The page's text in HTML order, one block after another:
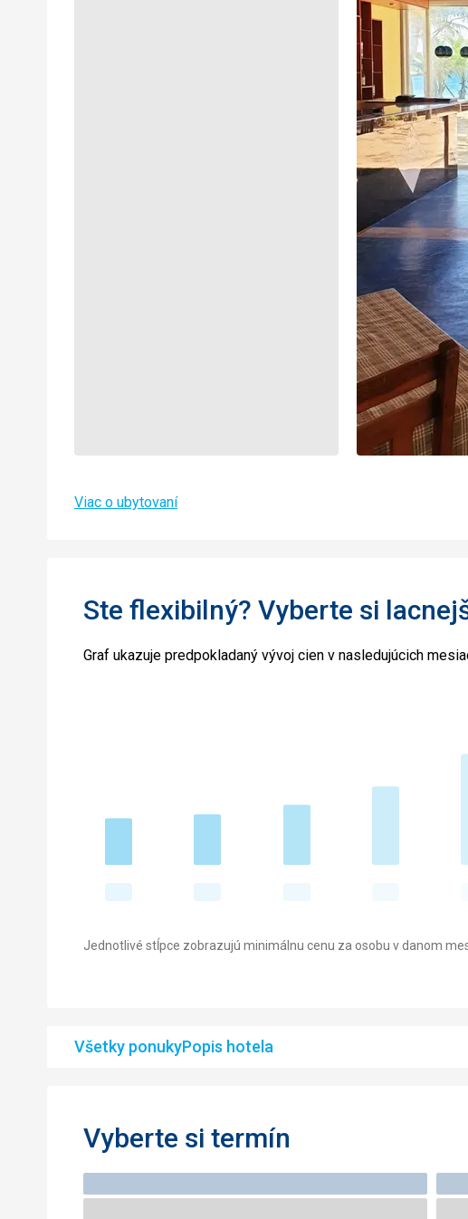
Viac o ubytovaní
Ste flexibilný? Vyberte si
Graf ukazuje predpokladaný vývoj cien v nasledujúcich
Jednotlivé stĺpce zobrazujú minimálnu cenu za osobu v danom
Všetky ponukyPopis hotela
Vyberte si termín